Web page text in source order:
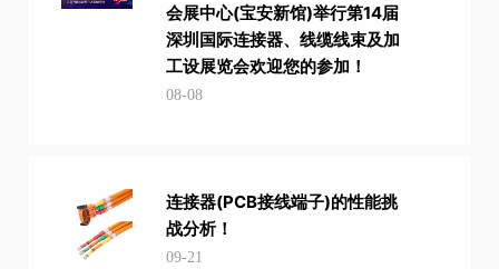
会展中心(宝安新馆)举行第14届
深圳国际连接器、线缆线束及加
工设展览会欢迎您的参加！
08-08
连接器(PCB接线端子)的性能挑
战分析！
09-21